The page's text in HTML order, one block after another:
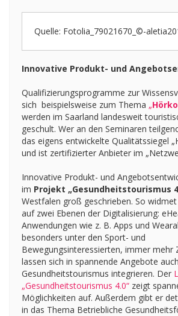
Quelle: Fotolia_79021670_©-
Innovative Produkt- und
Qualifizierungsprogramme zur
sich beispielsweise zum Thema „
werden im Saarland landesweit
geschult. Wer an den Seminaren
das eigens entwickelte Qualitätssiegel
und ist zertifizierter Anbieter im
Innovative Produkt- und
im Projekt „Gesundheitstourismus
Westfalen groß geschrieben. So
auf zwei Ebenen der Digitalisierung:
Anwendungen wie z. B. Apps und
besonders unter den Sport- und
Bewegungsinteressierten, immer mehr
lassen sich in spannende Angebote
Gesundheitstourismus integrieren. Der
„Gesundheitstourismus 4.0“ zeigt
Möglichkeiten auf. Außerdem gibt er
in das Thema Betriebliche